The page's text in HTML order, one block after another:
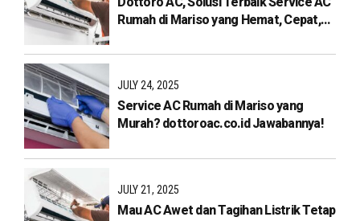
Rumah di Mariso yang Hemat, Cepat,
JULY 24, 2025
Service AC Rumah di Mariso yang
Murah? dottoroac.co.id Jawabannya!
JULY 21, 2025
Mau AC Awet dan Tagihan Listrik Tetap